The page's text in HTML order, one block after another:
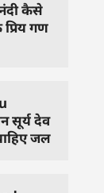
कैसे
गण
सूर्य देव
जल